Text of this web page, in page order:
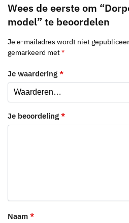
Wees de eerste om
model” te beoordelen
Je e-mailadres wordt niet
gemarkeerd met*
Je waardering *
Je beoordeling *
Naam *